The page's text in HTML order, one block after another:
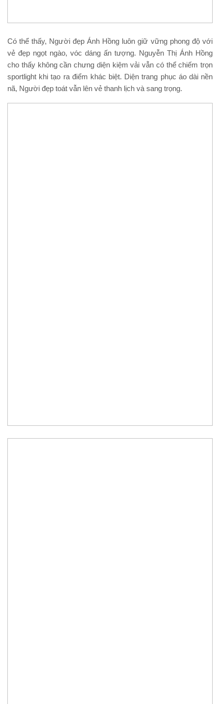
Có thể thấy, Người đẹp Ánh Hồng luôn giữ vững phong độ với
vẻ đẹp ngọt ngào, vóc dáng ấn tượng. Nguyễn Thị Ánh Hồng
cho thấy không cần chưng diện kiệm vải vẫn có thể chiếm trọn
sportlight khi tạo ra điểm khác biệt. Diện trang phục áo dài nền
nã, Người đẹp toát vẫn lên vẻ thanh lịch và sang trọng.